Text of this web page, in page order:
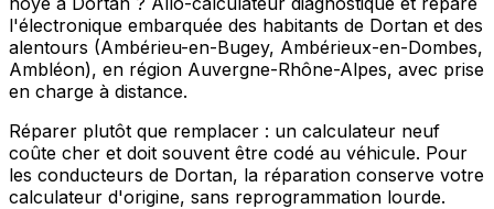
l'électronique embarquée des habitants de Dortan et des
alentours (Ambérieu-en-Bugey, Ambérieux-en-Dombes,
Ambléon), en région Auvergne-Rhône-Alpes, avec prise
en charge à distance.
Réparer plutôt que remplacer : un calculateur neuf
coûte cher et doit souvent être codé au véhicule. Pour
les conducteurs de Dortan, la réparation conserve votre
calculateur d'origine, sans reprogrammation lourde.